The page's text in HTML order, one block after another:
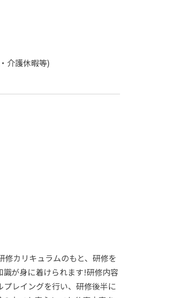
介護休暇等)
カリキュラムのもと、研修を
が身に着けられます!研修内容
レイングを行い、研修後半に